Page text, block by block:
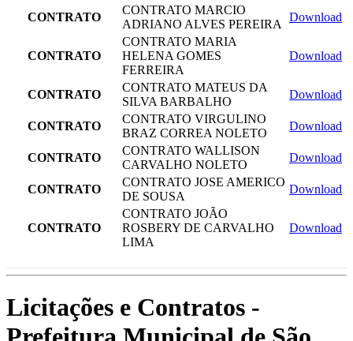
CONTRATO
CONTRATO MARCIO
ADRIANO ALVES PEREIRA
Download
CONTRATO
CONTRATO MARIA
HELENA GOMES
FERREIRA
Download
CONTRATO
CONTRATO MATEUS DA
SILVA BARBALHO
Download
CONTRATO
CONTRATO VIRGULINO
BRAZ CORREA NOLETO
Download
CONTRATO
CONTRATO WALLISON
CARVALHO NOLETO
Download
CONTRATO
CONTRATO JOSE AMERICO
DE SOUSA
Download
CONTRATO
CONTRATO JOÃO
ROSBERY DE CARVALHO
LIMA
Download
Licitações e Contratos -